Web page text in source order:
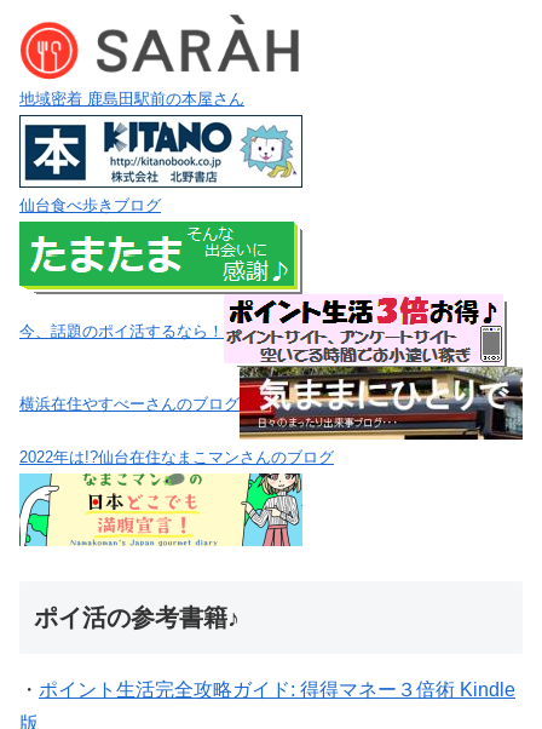
地域密着 鹿島田駅前の本屋さん
仙台食べ歩きブログ
今、話題のポイ活するなら！
横浜在住やすべーさんのブログ
2022年は!?仙台在住なまこマンさんのブログ
ポイ活の参考書籍♪
・ ポイント生活完全攻略ガイド: 得得マネー３倍術 Kindle
版